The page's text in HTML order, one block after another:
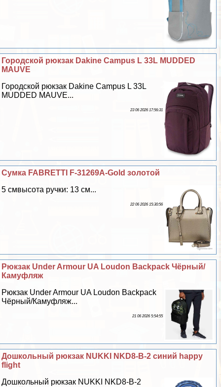
Городской рюкзак Dakine Campus L 33L MUDDED
MAUVE
Городской рюкзак Dakine Campus L 33L
MUDDED MAUVE...
23 06 2026 17:56:31
Сумка FABRETTI F-31269A-Gold золотой
5 смвысота ручки: 13 см...
22 06 2026 15:30:56
Рюкзак Under Armour UA Loudon Backpack Чёрный/
Камуфляж
Рюкзак Under Armour UA Loudon Backpack
Чёрный/Камуфляж...
21 06 2026 5:54:55
Дошкольный рюкзак NUKKI NKD8-B-2 синий happy
flight
Дошкольный рюкзак NUKKI NKD8-B-2